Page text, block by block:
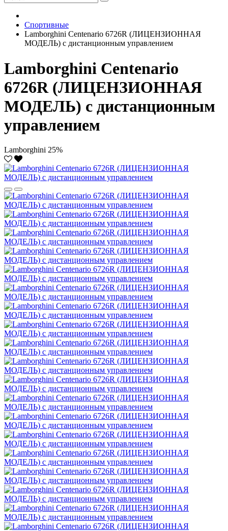
Спортивные
Lamborghini Centenario 6726R (ЛИЦЕНЗИОННАЯ
МОДЕЛЬ) с дистанционным управлением
Lamborghini Centenario
6726R (ЛИЦЕНЗИОННАЯ
МОДЕЛЬ) с дистанционным
управлением
Lamborghini 25%